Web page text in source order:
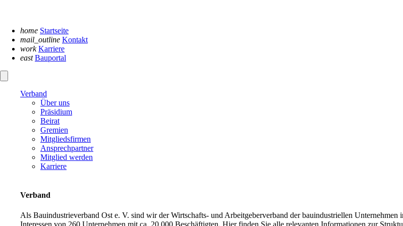
home Startseite
mail_outline Kontakt
work Karriere
east Bauportal
Verband
Über uns
Präsidium
Beirat
Gremien
Mitgliedsfirmen
Ansprechpartner
Mitglied werden
Karriere
Verband
Als Bauindustrieverband Ost e. V. sind wir der Wirtschafts- und Arbeitgeberverband der bauindustriellen
Interessen von 260 Unternehmen mit ca. 20.000 Beschäftigten. Hier finden Sie alle relevanten Informationen zur